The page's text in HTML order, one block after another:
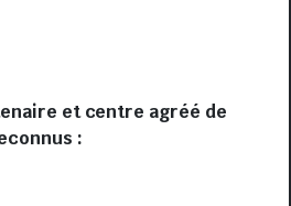
et centre agréé de
: